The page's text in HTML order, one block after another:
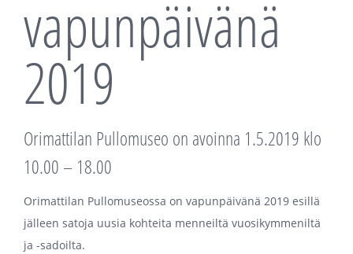
vapunpäivänä
2019
Orimattilan Pullomuseo on avoinna 1.5.2019 klo
10.00 – 18.00
Orimattilan Pullomuseossa on vapunpäivänä 2019 esillä
jälleen satoja uusia kohteita menneiltä vuosikymmeniltä
ja -sadoilta.